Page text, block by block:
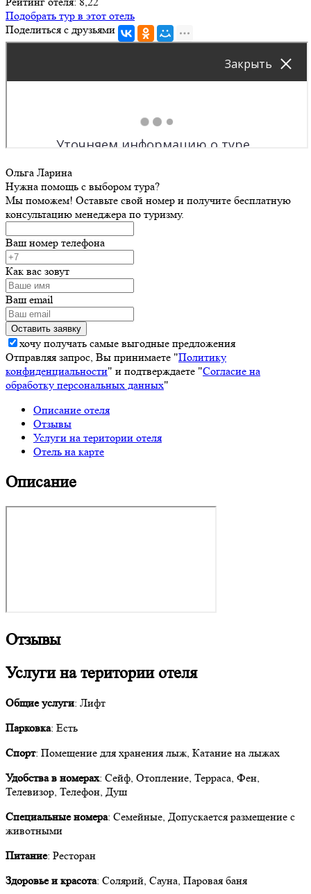
Подобрать тур в этот отель
Поделиться с друзьями
Ольга Ларина
Нужна помощь с выбором тура?
Мы поможем! Оставьте свой номер и получите бесплатную
консультацию менеджера по туризму.
Ваш номер телефона
Как вас зовут
Ваш email
хочу получать самые выгодные предложения
Отправляя запрос, Вы принимаете "Политику
конфиденциальности" и подтверждаете "Согласие на
обработку персональных данных"
Описание отеля
Отзывы
Услуги на територии отеля
Отель на карте
Описание
Отзывы
Услуги на територии отеля
Общие услуги: Лифт
Парковка: Есть
Спорт: Помещение для хранения лыж, Катание на лыжах
Удобства в номерах: Сейф, Отопление, Терраса, Фен,
Телевизор, Телефон, Душ
Специальные номера: Семейные, Допускается размещение с
животными
Питание: Ресторан
Здоровье и красота: Солярий, Сауна, Паровая баня